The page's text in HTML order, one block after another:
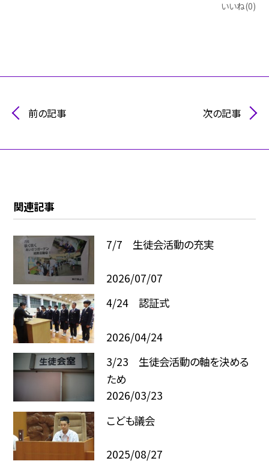
いいね(0)
前の記事 次の記事
関連記事
7/7 生徒会活動の充実
2026/07/07
4/24 認証式
2026/04/24
3/23 生徒会活動の軸を決める
ため
2026/03/23
こども議会
2025/08/27